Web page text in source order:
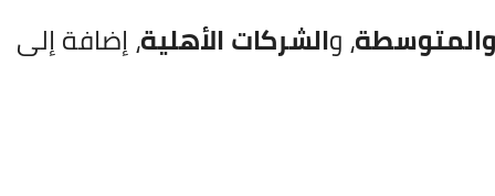
، والشركات الأهلية، إضافة إلى